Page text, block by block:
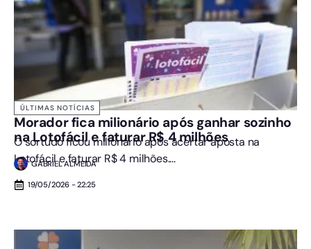
ÚLTIMAS NOTÍCIAS
Morador fica milionário após ganhar sozinho
na Lotofácil e faturar R$ 4 milhões
O sortudo ficou milionário após acertar aposta na
Lotofácil e faturar R$ 4 milhões....
GABRIEL ALMEIDA
19/05/2026 - 22:25